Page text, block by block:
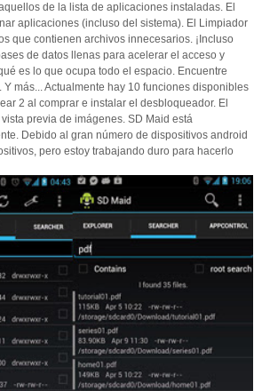
de la lista de aplicaciones instaladas. El
aplicaciones (incluso del sistema). El Limpiador
que contienen archivos innecesarios. ¡Incluso
de datos llenas para acelerar el acceso y
es lo que ocupa todo el espacio. Encuentre
más... Actualmente hay 10 funciones disponibles
2 al comprar e instalar el desbloqueador. El
previa de imágenes. SD Maid está
Debido al gran número de dispositivos android
pero estoy trabajando duro para hacerlo